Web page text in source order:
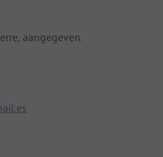
aangegeven.